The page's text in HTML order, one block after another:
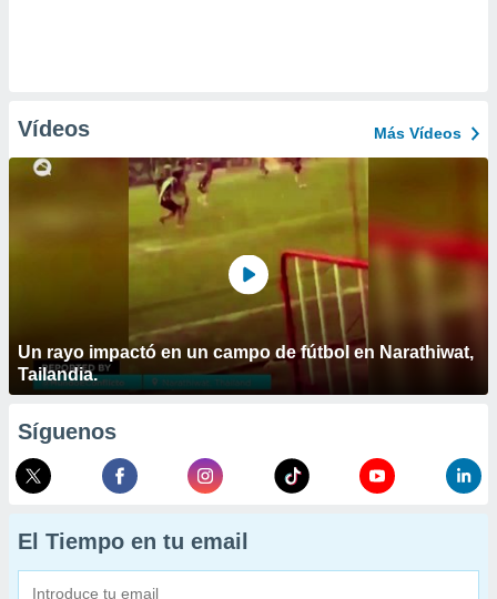
Vídeos Más Vídeos
Un rayo impactó en un campo de fútbol en Narathiwat,
Tailandia.
Síguenos
El Tiempo en tu email